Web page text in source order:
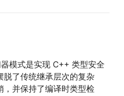
模式是实现 C++ 类型安全
脱了传统继承层次的复杂
，并保持了编译时类型检